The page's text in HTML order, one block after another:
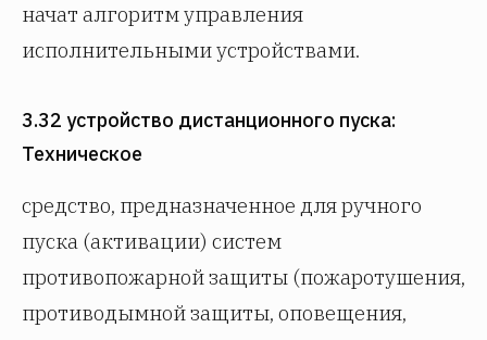
начат алгоритм управления
исполнительными устройствами.
3.32 устройство дистанционного пуска:
Техническое
средство, предназначенное для ручного
пуска (активации) систем
противопожарной защиты (пожаротушения,
противодымной защиты, оповещения,